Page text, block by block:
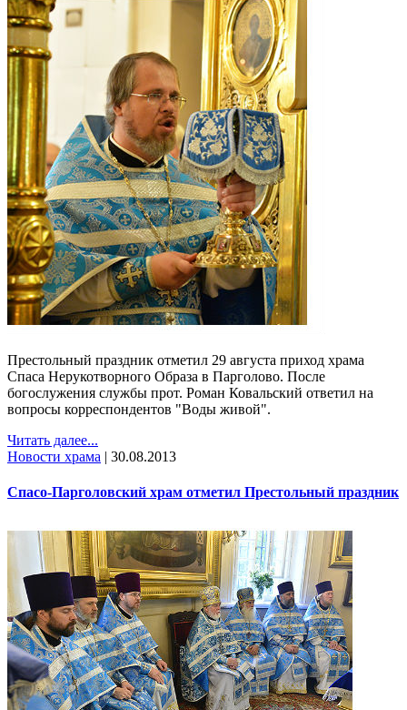
Престольный праздник отметил 29 августа приход храма
Спаса Нерукотворного Образа в Парголово. После
богослужения службы прот. Роман Ковальский ответил на
вопросы корреспондентов "Воды живой".
Читать далее...
Новости храма | 30.08.2013
Спасо-Парголовский храм отметил Престольный праздник